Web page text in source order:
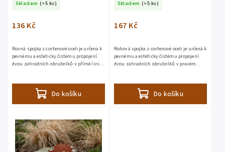
Skladem (>5 ks)
136 Kč
Do košíku
Rovná spojka z cortenové oceli je určena k
pevnému a esteticky čistému propojení
dvou zahradních obrubníků v přímé linii.
Corten
Skladem (>5 ks)
167 Kč
Do košíku
Rohová spojka z cortenové oceli je určená k
pevnému a esteticky čistému propojení
dvou zahradních obrubníků v pravém